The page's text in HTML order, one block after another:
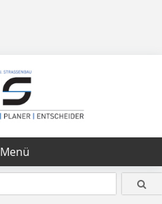
Menü